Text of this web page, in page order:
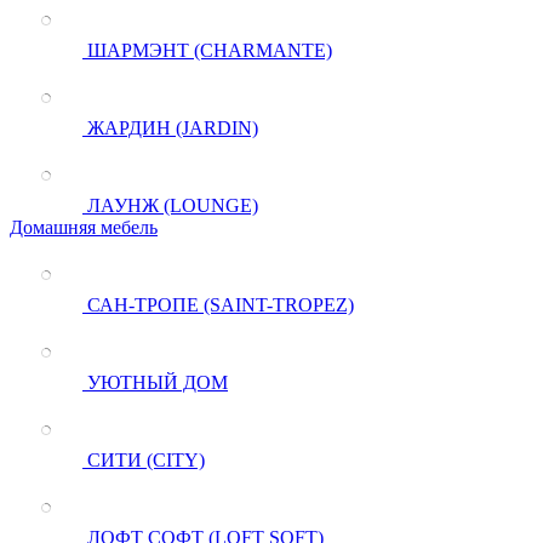
ШАРМЭНТ (CHARMANTE)
ЖАРДИН (JARDIN)
ЛАУНЖ (LOUNGE)
Домашняя мебель
САН-ТРОПЕ (SAINT-TROPEZ)
УЮТНЫЙ ДОМ
СИТИ (CITY)
ЛОФТ СОФТ (LOFT SOFT)